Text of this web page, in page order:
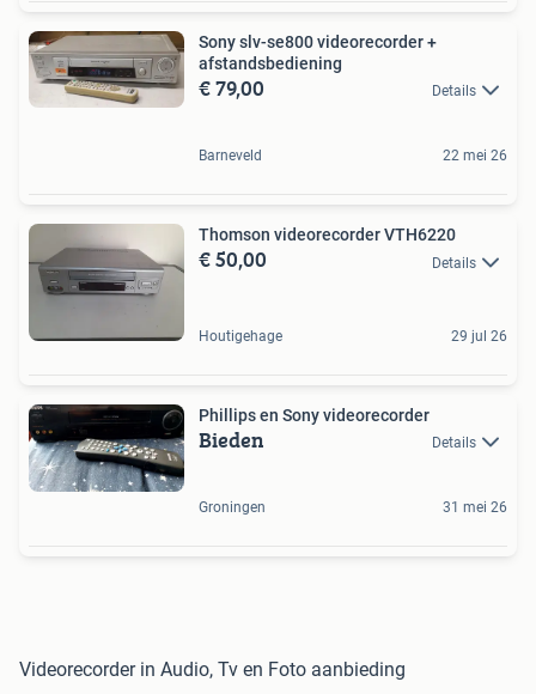
Sony slv-se800 videorecorder +
afstandsbediening
€ 79,00 Details
Barneveld 22 mei 26
Thomson videorecorder VTH6220
€ 50,00 Details
Houtigehage 29 jul 26
Phillips en Sony videorecorder
Bieden Details
Groningen 31 mei 26
Videorecorder in Audio, Tv en Foto aanbieding